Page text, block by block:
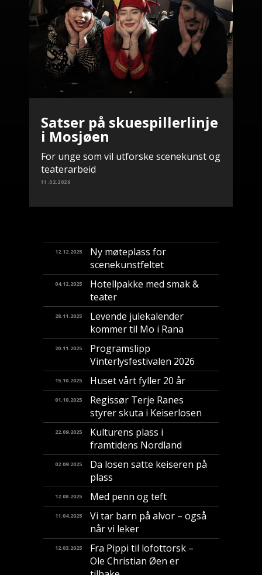
Satser på skuespillerlinje
i Mosjøen
For unge som vil utforske scenekunst og
teaterarbeid
11.02.2026
12.12.2025
Ny møteplass for
scenekunstfeltet
04.12.2025
Hotellpakke med smak &
teater
28.11.2025
Levende julekalender
kommer til Mo i Rana
20.11.2025
Programslipp
Vinterlysfestivalen 2026
15.10.2025 Huset vårt fyller 20 år
01.10.2025
Regissør Terje Ranes
styrer skuta i Keiserlosen
22.09.2025
Kulturens plass i
framtidens Nordland
02.09.2025
Da losen satte keiseren på
plass
12.08.2025 Med penn og teft
11.04.2025
Vi tar barn på alvor – også
når vi leker
12.03.2025
Fra Pippi til lofottorsk –
Ole Christian Øen er